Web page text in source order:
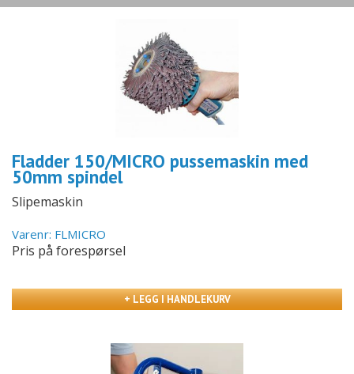
Fladder 150/MICRO pussemaskin med
50mm spindel
Slipemaskin
Varenr: FLMICRO
Pris på forespørsel
+ LEGG I HANDLEKURV